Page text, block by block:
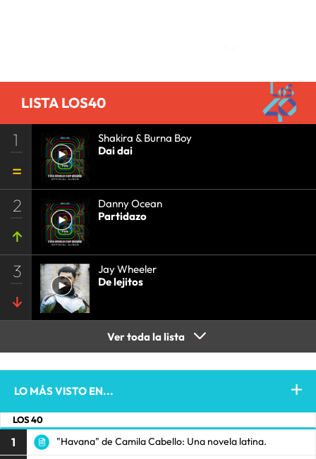
LISTA LOS40
1
Shakira & Burna Boy
Dai dai
2
Danny Ocean
Partidazo
3
Jay Wheeler
De lejitos
Ver toda la lista
LO MÁS VISTO EN...
LOS 40
1 "Havana" de Camila Cabello: Una novela latina.